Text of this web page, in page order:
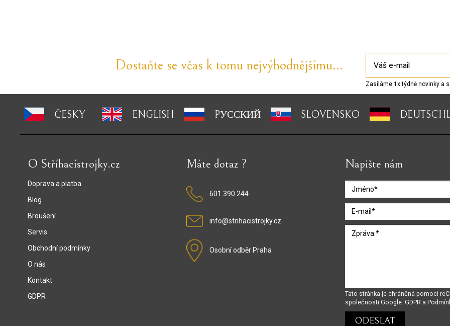
Dostaňte se včas k tomu nejvýhodnějšímu...
Zasíláme 1x týdně novinky a
ČESKY ENGLISH PУССКИЙ SLOVENSKO
O Stříhacístrojky.cz
Doprava a platba
Blog
Broušení
Servis
Obchodní podmínky
O nás
Kontakt
GDPR
Máte dotaz ?
601 390 244
info@strihacistrojky.cz
Osobní odběr Praha
Napište nám
Tato stránka je chráněná pomocí
společnosti Google. GDPRa